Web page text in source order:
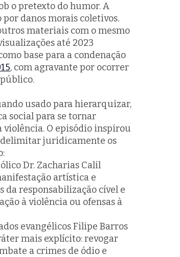
o pretexto do humor. A
danos morais coletivos.
materiais com o mesmo
até 2023
base para a condenação
, com agravante por ocorrer
usado para hierarquizar,
social para se tornar
violência. O episódio inspirou
delimitar juridicamente os
Dr. Zacharias Calil
artística e
responsabilização cível e
à violência ou ofensas à
evangélicos Filipe Barros
mais explícito: revogar
a crimes de ódio e